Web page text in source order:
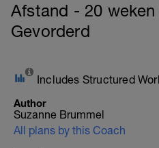
Afstand - 20 weken
Gevorderd
Includes Structured
Author
Suzanne Brummel
All plans by this Coach